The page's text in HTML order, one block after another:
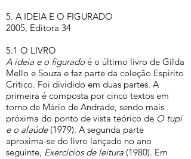
5. A IDEIA E O FIGURADO
2005, Editora 34
5.1 O LIVRO
A ideia e o figurado é o último livro de Gilda
Mello e Souza e faz parte da coleção Espírito
Crítico. Foi dividido em duas partes. A
primeira é composta por cinco textos em
torno de Mário de Andrade, sendo mais
próxima do ponto de vista teórico de O tupi
e o alaúde(1979). A segunda parte
aproxima-se do livro lançado no ano
seguinte, Exercícios de leitura (1980). Em